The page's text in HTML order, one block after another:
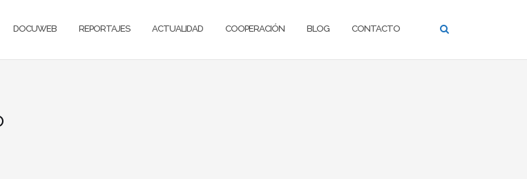
DOCUWEB REPORTAJES ACTUALIDAD COOPERACIÓN BLOG CONTACTO